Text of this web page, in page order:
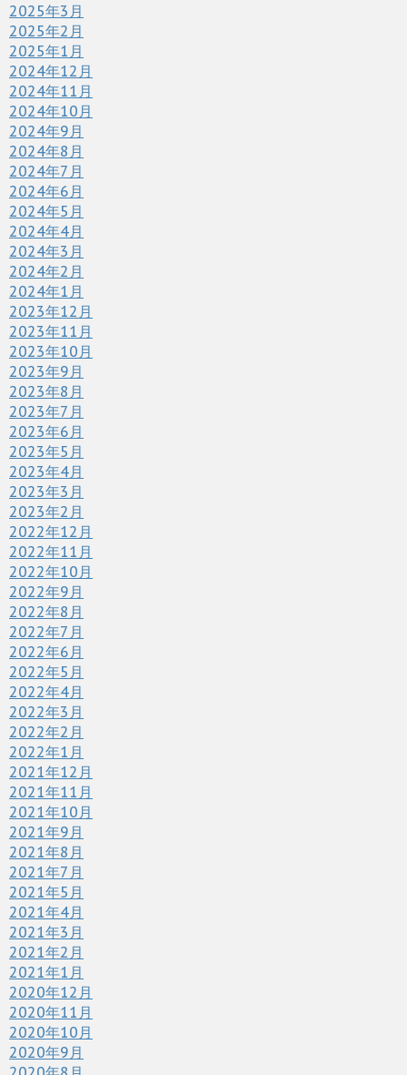
2025年3月
2025年2月
2025年1月
2024年12月
2024年11月
2024年10月
2024年9月
2024年8月
2024年7月
2024年6月
2024年5月
2024年4月
2024年3月
2024年2月
2024年1月
2023年12月
2023年11月
2023年10月
2023年9月
2023年8月
2023年7月
2023年6月
2023年5月
2023年4月
2023年3月
2023年2月
2022年12月
2022年11月
2022年10月
2022年9月
2022年8月
2022年7月
2022年6月
2022年5月
2022年4月
2022年3月
2022年2月
2022年1月
2021年12月
2021年11月
2021年10月
2021年9月
2021年8月
2021年7月
2021年5月
2021年4月
2021年3月
2021年2月
2021年1月
2020年12月
2020年11月
2020年10月
2020年9月